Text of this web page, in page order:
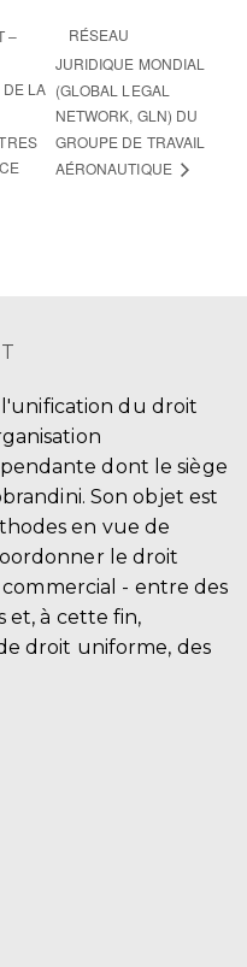
–
LA
RÉSEAU
JURIDIQUE MONDIAL
(GLOBAL LEGAL
NETWORK, GLN) DU
GROUPE DE TRAVAIL
AÉRONAUTIQUE
du droit
dont le siège
Son objet est
en vue de
le droit
- entre des
et, à cette fin,
droit uniforme, des